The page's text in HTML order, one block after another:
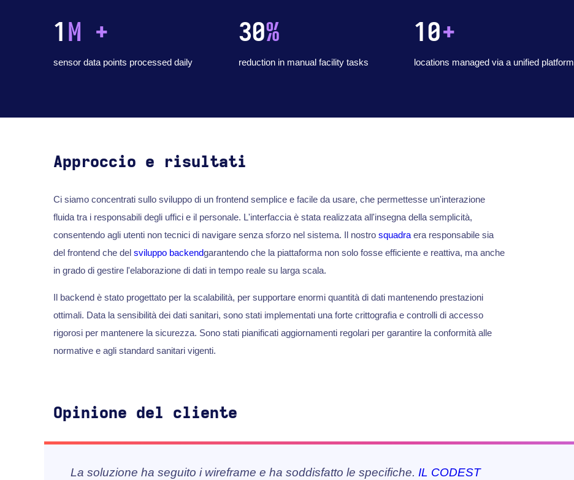
1 M +
sensor data points processed daily
30%
reduction in manual facility tasks
10+
locations managed via a unified platform
Approccio e risultati
Ci siamo concentrati sullo sviluppo di un frontend semplice e facile da usare, che permettesse un'interazione
fluida tra i responsabili degli uffici e il personale. L'interfaccia è stata realizzata all'insegna della semplicità,
consentendo agli utenti non tecnici di navigare senza sforzo nel sistema. Il nostro squadraera responsabile sia
del frontend che del sviluppo backendgarantendo che la piattaforma non solo fosse efficiente e reattiva, ma anche
in grado di gestire l'elaborazione di dati in tempo reale su larga scala.
Il backend è stato progettato per la scalabilità, per supportare enormi quantità di dati mantenendo prestazioni
ottimali. Data la sensibilità dei dati sanitari, sono stati implementati una forte crittografia e controlli di accesso
rigorosi per mantenere la sicurezza. Sono stati pianificati aggiornamenti regolari per garantire la conformità alle
normative e agli standard sanitari vigenti.
Opinione del cliente
La soluzione ha seguito i wireframe e ha soddisfatto le specifiche. IL CODEST